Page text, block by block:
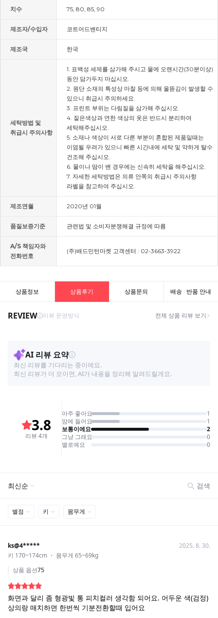
치수 75, 80, 85, 90
제조자/수입자 코트어드밴티지
제조국 한국
세탁방법 및
취급시 주의사항
1. 표백성 세제를 삼가해 주시고 물에 오랜시간(30분이상)
동안 담가두지 마십시오.
2. 원단 소재의 특성상 마찰 등에 의해 올뜯김이 발생할 수
있으니 취급시 주의하세요.
3. 프린트 부위는 다림질을 삼가해 주십시오.
4. 짙은색상과 연한 색상의 옷은 반드시 분리하여
세탁해주십시오.
5. 소재나 색상이 서로 다른 부분이 혼합된 제품일때는
이염될 우려가 있으니 빠른 시간내에 세탁 및 약하게 탈수
건조해 주십시오.
6. 물이나 땀이 밴 경우에는 신속히 세탁을 해주십시오.
7. 자세한 세탁방법은 의류 안쪽의 취급시 주의사항
라벨을 참고하여 주십시오.
제조연월 2020년 01월
품질보증기준 관련법 및 소비자분쟁해결 규정에 따름
A/S 책임자와
전화번호
(주)배드민턴마켓 고객센터 : 02-3663-3922
상품정보 상품후기 상품문의 배송 · 반품 안내